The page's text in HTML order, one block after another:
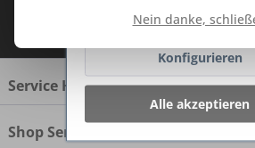
Ich habe die
Service Hotline
Shop Service
Nein danke,
Ablehnen
Konfigurieren
Alle akzeptieren